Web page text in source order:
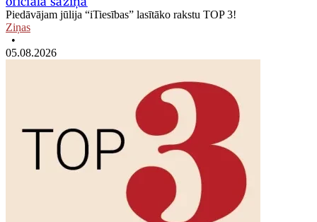
Piedāvājam jūlija “iTiesības” lasītāko rakstu TOP 3!
Ziņas
•
05.08.2026